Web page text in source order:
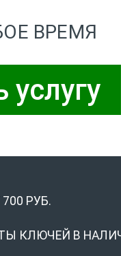
ВРЕМЯ
услугу
РУБ.
КЛЮЧЕЙ В